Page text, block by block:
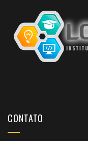
CONTATO